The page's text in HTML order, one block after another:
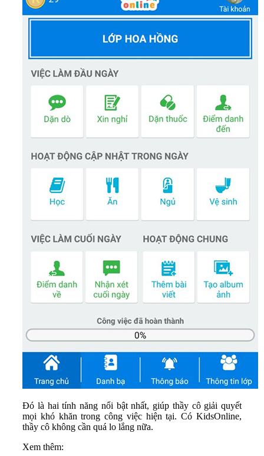
Đó là hai tính năng nổi bật nhất, giúp thầy cô giải quyết
mọi khó khăn trong công việc hiện tại. Có KidsOnline,
thầy cô không cần quá lo lắng nữa.
Xem thêm: